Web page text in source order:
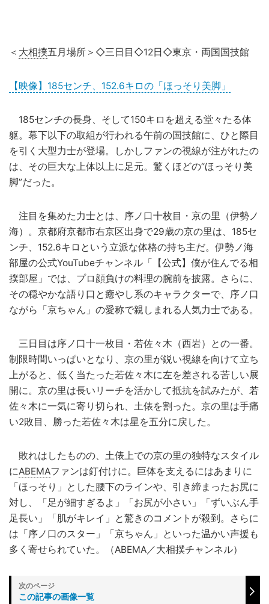
＜ 大相撲五月場所＞◇三日目◇12日◇東京・両国国技館
【映像】185センチ、152.6キロの「ほっそり美脚」
185センチの長身、そして150キロを超える堂々たる体
躯。幕下以下の取組が行われる午前の国技館に、ひと際目
を引く大型力士が登場。しかしファンの視線が注がれたの
は、その巨大な上体以上に足元。驚くほどの“ほっそり美
脚”だった。
注目を集めた力士とは、序ノ口十枚目・京の里（伊勢ノ
海）。京都府京都市右京区出身で29歳の京の里は、185セ
ンチ、152.6キロという立派な体格の持ち主だ。伊勢ノ海
部屋の公式YouTubeチャンネル「【公式】僕が住んでる相
撲部屋」では、プロ顔負けの料理の腕前を披露。さらに、
その穏やかな語り口と癒やし系のキャラクターで、序ノ口
ながら「京ちゃん」の愛称で親しまれる人気力士である。
三日目は序ノ口十一枚目・若佐々木（西岩）との一番。
制限時間いっぱいとなり、京の里が鋭い視線を向けて立ち
上がると、低く当たった若佐々木に左を差される苦しい展
開に。京の里は長いリーチを活かして抵抗を試みたが、若
佐々木に一気に寄り切られ、土俵を割った。京の里は手痛
い2敗目、勝った若佐々木は星を五分に戻した。
敗れはしたものの、土俵上での京の里の独特なスタイル
にABEMAファンは釘付けに。巨体を支えるにはあまりに
「ほっそり」とした腰下のラインや、引き締まったお尻に
対し、「足が細すぎるよ」「お尻が小さい」「ずいぶん手
足長い」「肌がキレイ」と驚きのコメントが殺到。さらに
は「序ノ口のスター」「京ちゃん」といった温かい声援も
多く寄せられていた。（ABEMA／大相撲チャンネル）
この記事の画像一覧